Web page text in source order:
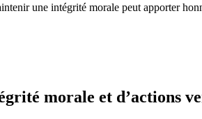
une intégrité morale peut apporter
morale et d’actions